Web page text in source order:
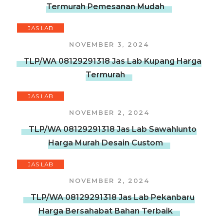
Termurah Pemesanan Mudah
JAS LAB
NOVEMBER 3, 2024
TLP/WA 08129291318 Jas Lab Kupang Harga
Termurah
JAS LAB
NOVEMBER 2, 2024
TLP/WA 08129291318 Jas Lab Sawahlunto
Harga Murah Desain Custom
JAS LAB
NOVEMBER 2, 2024
TLP/WA 08129291318 Jas Lab Pekanbaru
Harga Bersahabat Bahan Terbaik